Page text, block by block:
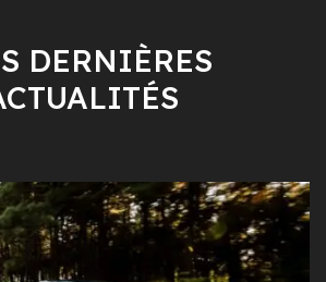
DERNIÈRES